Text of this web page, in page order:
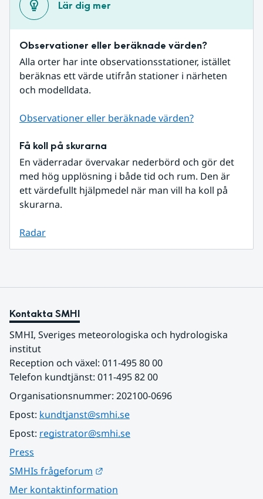
Lär dig mer
Observationer eller beräknade värden?
Alla orter har inte observationsstationer, istället
beräknas ett värde utifrån stationer i närheten
och modelldata.
Observationer eller beräknade värden?
Få koll på skurarna
En väderradar övervakar nederbörd och gör det
med hög upplösning i både tid och rum. Den är
ett värdefullt hjälpmedel när man vill ha koll på
skurarna.
Radar
Kontakta SMHI
SMHI, Sveriges meteorologiska och hydrologiska
institut
Reception och växel: 011-495 80 00
Telefon kundtjänst: 011-495 82 00
Organisationsnummer: 202100-0696
Epost: kundtjanst@smhi.se
Epost: registrator@smhi.se
Press
SMHIs frågeforum
Mer kontaktinformation